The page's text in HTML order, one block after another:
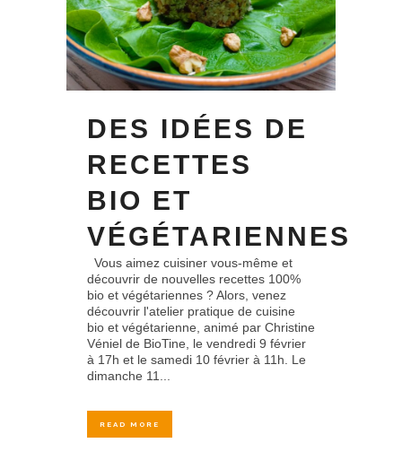
DES IDÉES DE
RECETTES
BIO ET
VÉGÉTARIENNES
Vous aimez cuisiner vous-même et
découvrir de nouvelles recettes 100%
bio et végétariennes ? Alors, venez
découvrir l'atelier pratique de cuisine
bio et végétarienne, animé par Christine
Véniel de BioTine, le vendredi 9 février
à 17h et le samedi 10 février à 11h. Le
dimanche 11...
READ MORE